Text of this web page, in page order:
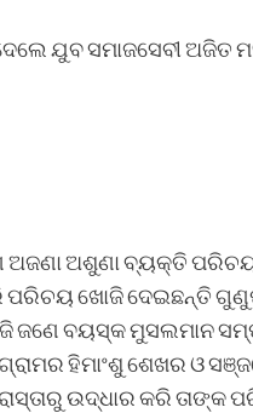
ଯୁବ ସମାଜସେବୀ ଅଜିତ
ଅଜଣା ଅଶୁଣା ବ୍ୟକ୍ତି
ପରିଚୟ ଖୋଜି ଦେଇଛନ୍ତି
ଜଣେ ବୟସ୍କ ମୁସଲମାନ
ହିମାଂଶୁ ଶେଖର ଓ
ଉଦ୍ଧାର କରି